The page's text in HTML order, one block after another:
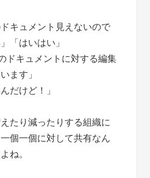
キュメント見えないので
「はいはい」
ドキュメントに対する編集
ます」
だけど！」
たり減ったりする組織に
個一個に対して共有なん
ね。